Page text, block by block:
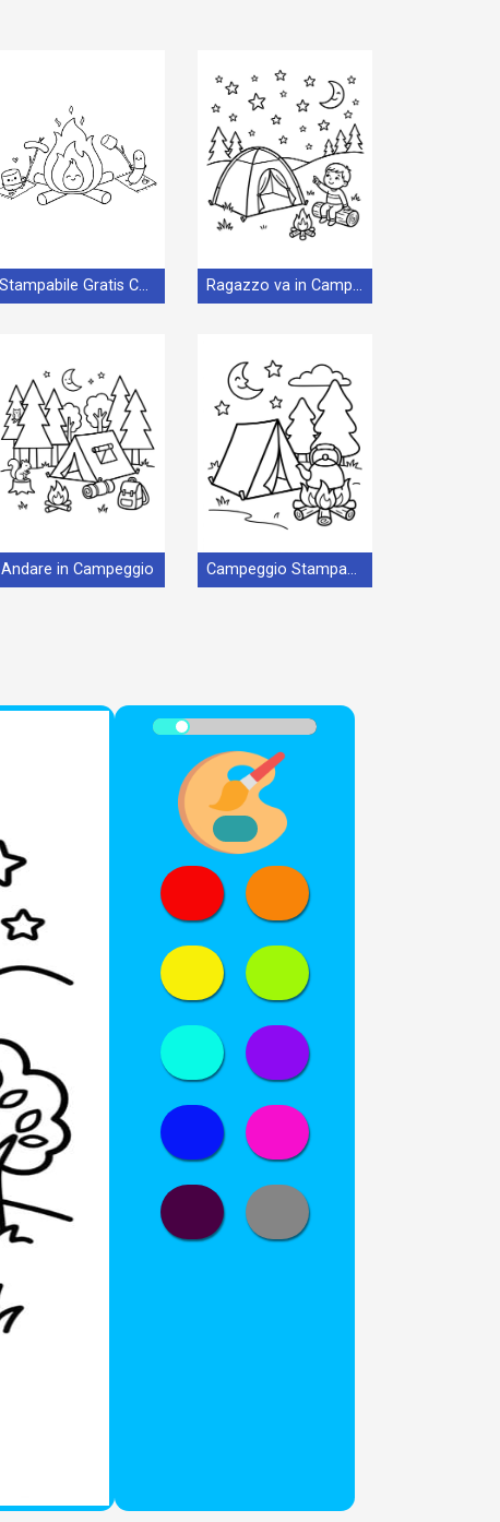
Stampabile Gratis Campeggio Ragazzo va in Campeggio
Andare in Campeggio Campeggio Stampabile